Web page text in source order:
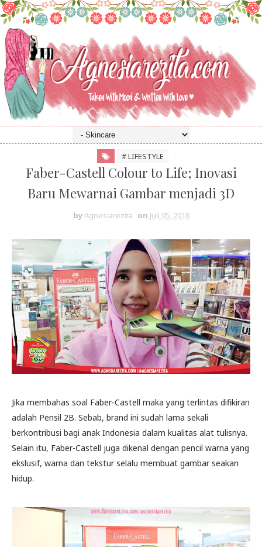
# LIFESTYLE
Faber-Castell Colour to Life; Inovasi
Baru Mewarnai Gambar menjadi 3D
byAgnesiarezita on Juli 05, 2018
Jika membahas soal Faber-Castell maka yang terlintas difikiran
adalah Pensil 2B. Sebab, brand ini sudah lama sekali
berkontribusi bagi anak Indonesia dalam kualitas alat tulisnya.
Selain itu, Faber-Castell juga dikenal dengan pencil warna yang
ekslusif, warna dan tekstur selalu membuat gambar seakan
hidup.